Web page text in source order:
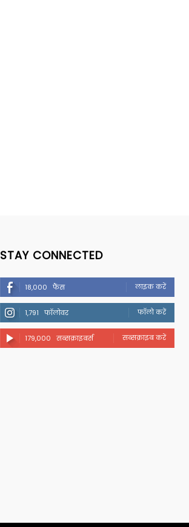
STAY CONNECTED
18,000 फैंस लाइक करें
1,791 फॉलोवर फॉलो करें
179,000 सब्सक्राइबर्स सब्सक्राइब करें